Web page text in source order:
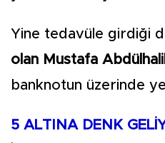
Yine tedavüle girdiği
olan Mustafa
banknotun üzerinde
5 ALTINA DENK